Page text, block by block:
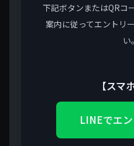
下記ボタンまたはQRコ
案内に従ってエントリ
い。
【スマ
LINEでエ